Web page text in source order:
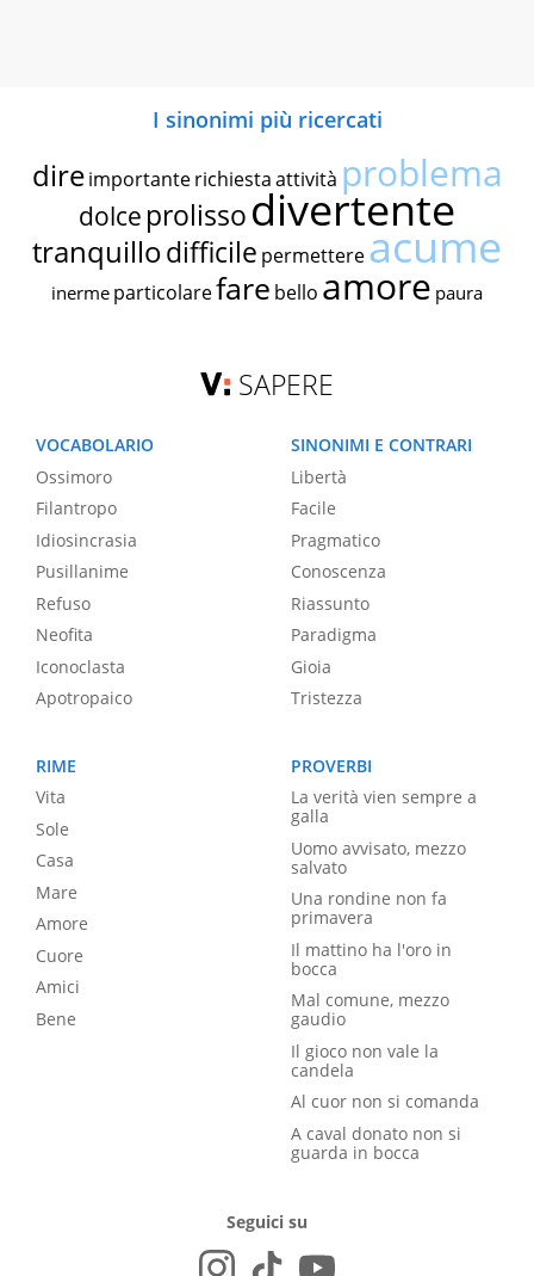
I sinonimi più ricercati
dire importante richiestaattività problema
dolce prolissodivertente
tranquillodifficile permettereacume
inerme particolarefare bello amore paura
SAPERE
VOCABOLARIO
Ossimoro
Filantropo
Idiosincrasia
Pusillanime
Refuso
Neofita
Iconoclasta
Apotropaico
SINONIMI E CONTRARI
Libertà
Facile
Pragmatico
Conoscenza
Riassunto
Paradigma
Gioia
Tristezza
RIME
Vita
Sole
Casa
Mare
Amore
Cuore
Amici
Bene
PROVERBI
La verità vien sempre a
galla
Uomo avvisato, mezzo
salvato
Una rondine non fa
primavera
Il mattino ha l'oro in
bocca
Mal comune, mezzo
gaudio
Il gioco non vale la
candela
Al cuor non si comanda
A caval donato non si
guarda in bocca
Seguici su